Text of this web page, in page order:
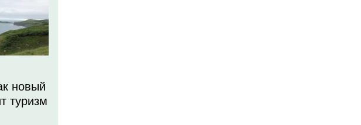
новый
туризм